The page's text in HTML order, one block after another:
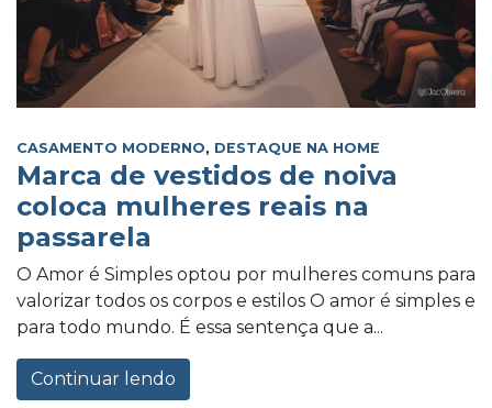
CASAMENTO MODERNO, DESTAQUE NA HOME
Marca de vestidos de noiva
coloca mulheres reais na
passarela
O Amor é Simples optou por mulheres comuns para
valorizar todos os corpos e estilos O amor é simples e
para todo mundo. É essa sentença que a...
Continuar lendo